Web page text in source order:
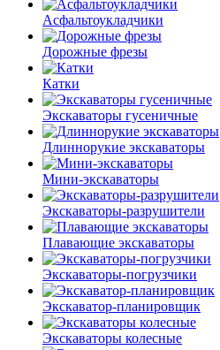
Асфальто­укладчики
Дорожные фрезы
Катки
Экскаваторы гусеничные
Длиннорукие экскаваторы
Мини-экскаваторы
Экскаваторы-разрушители
Плавающие экскаваторы
Экскаваторы-погрузчики
Экскаватор-планировщик
Экскаваторы колесные